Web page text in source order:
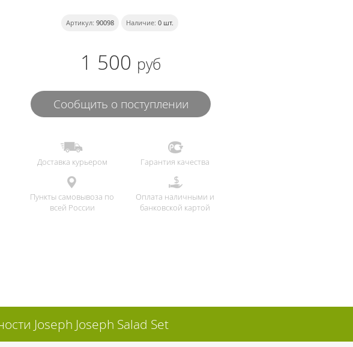
Артикул: 90098 Наличие: 0шт.
1 500 руб
Сообщить о поступлении
Доставка курьером Гарантия качества
Пункты самовывоза по
всей России
Оплата наличными и
банковской картой
Joseph Joseph Salad Set